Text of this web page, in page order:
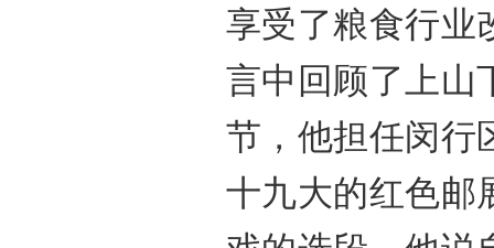
享受了粮食行业
言中回顾了上山
节，他担任闵行
十九大的红色邮